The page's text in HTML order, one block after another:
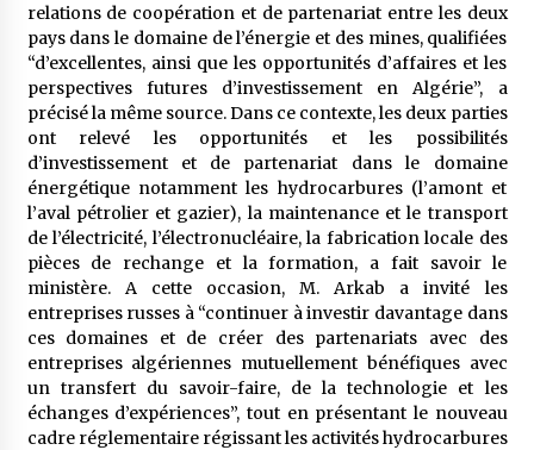
Un conte targui/ Quand la tête est vide
5 ans ago
Tradition orale/ D’où viennent les contes et à
quoi servent-ils?
5 ans ago
relations de coopération et de partenariat entre les deux
pays dans le domaine de l’énergie et des mines, qualifiées
“d’excellentes, ainsi que les opportunités d’affaires et les
perspectives futures d’investissement en Algérie”, a
précisé la même source. Dans ce contexte, les deux parties
ont relevé les opportunités et les possibilités
d’investissement et de partenariat dans le domaine
énergétique notamment les hydrocarbures (l’amont et
l’aval pétrolier et gazier), la maintenance et le transport
de l’électricité, l’électronucléaire, la fabrication locale des
pièces de rechange et la formation, a fait savoir le
ministère. A cette occasion, M. Arkab a invité les
entreprises russes à “continuer à investir davantage dans
ces domaines et de créer des partenariats avec des
entreprises algériennes mutuellement bénéfiques avec
un transfert du savoir-faire, de la technologie et les
échanges d’expériences”, tout en présentant le nouveau
cadre réglementaire régissant les activités hydrocarbures